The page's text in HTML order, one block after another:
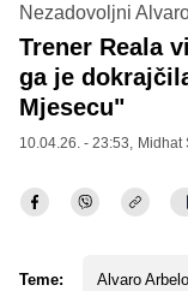
Nezadovoljni
Trener Reala
ga je
Mjesecu"
10.04.26. - 23:53, Midhat
Teme: Alvaro